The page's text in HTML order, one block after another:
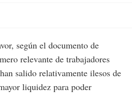
según el documento de
relevante de trabajadores
salido relativamente ilesos de
liquidez para poder